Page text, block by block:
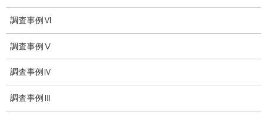
探偵エッセイ
探偵コラム
探偵日記
夫婦の信頼関係
調査事例Ⅵ
調査事例Ⅴ
調査事例Ⅳ
調査事例Ⅲ